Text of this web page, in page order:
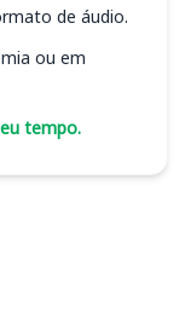
de áudio.
ou em
tempo.